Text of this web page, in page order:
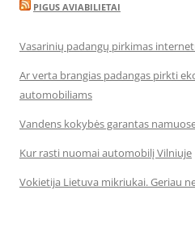
PIGUS AVIABILIETAI
Vasarinių padangų pirkimas
Ar verta brangias padangas pirkti
automobiliams
Vandens kokybės garantas
Kur rasti nuomai automobilį Vilniuje
Vokietija Lietuva mikriukai. Geriau